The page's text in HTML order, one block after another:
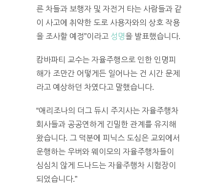
른 차들과 보행자 및 자전거 타는 사람들과 같
이 사고에 취약한 도로 사용자와의 상호 작용
을 조사할 예정”이라고 성명을 발표했습니다.
캄바파티 교수는 자율주행으로 인한 인명피
해가 조만간 어떻게든 일어나는 건 시간 문제
라고 예상하던 차였다고 말했습니다.
“애리조나의 더그 듀시 주지사는 자율주행차
회사들과 공공연하게 긴밀한 관계를 유지해
왔습니다. 그 덕분에 피닉스 도심은 교외에서
운행하는 우버와 웨이모의 자율주행차들이
심심치 않게 드나드는 자율주행차 시험장이
되었습니다.”